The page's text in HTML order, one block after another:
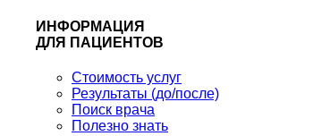
ИНФОРМАЦИЯ
ДЛЯ ПАЦИЕНТОВ
Стоимость услуг
Результаты (до/после)
Поиск врача
Полезно знать